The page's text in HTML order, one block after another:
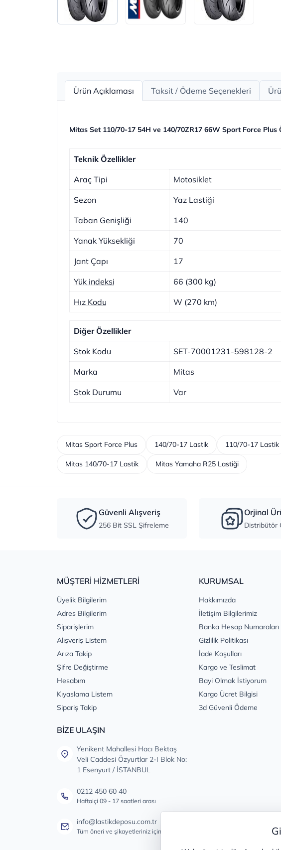
Ürün Açıklaması Taksit / Ödeme Seçenekleri
Mitas Set 110/70-17 54H ve 140/70ZR17 66W Sport Force Plus
Teknik Özellikler
Araç Tipi Motosiklet
Sezon Yaz Lastiği
Taban Genişliği 140
Yanak Yüksekliği 70
Jant Çapı 17
Yük indeksi 66 (300 kg)
Hız Kodu W (270 km)
Diğer Özellikler
Stok Kodu SET-70001231-598128-2
Marka Mitas
Stok Durumu Var
Mitas Sport Force Plus 140/70-17 Lastik 110/70-17 Lastik
Mitas 140/70-17 Lastik Mitas Yamaha R25 Lastiği
Güvenli Alışveriş
256 Bit SSL Şifreleme
Orjinal
Distribütör
MÜŞTERİ HİZMETLERİ
Üyelik Bilgilerim
Adres Bilgilerim
Siparişlerim
Alışveriş Listem
Arıza Takip
Şifre Değiştirme
Hesabım
Kıyaslama Listem
Sipariş Takip
KURUMSAL
Hakkımızda
İletişim Bilgilerimiz
Banka Hesap Numaraları
Gizlilik Politikası
İade Koşulları
Kargo ve Teslimat
Bayi Olmak İstiyorum
Kargo Ücret Bilgisi
3d Güvenli Ödeme
BİZE ULAŞIN
Yenikent Mahallesi Hacı Bektaş
Veli Caddesi Özyurtlar 2-I Blok No:
1 Esenyurt / İSTANBUL
0212 450 60 40
Haftaiçi 09 - 17 saatleri arası
info@lastikdeposu.com.tr
Tüm öneri ve şikayetleriniz için